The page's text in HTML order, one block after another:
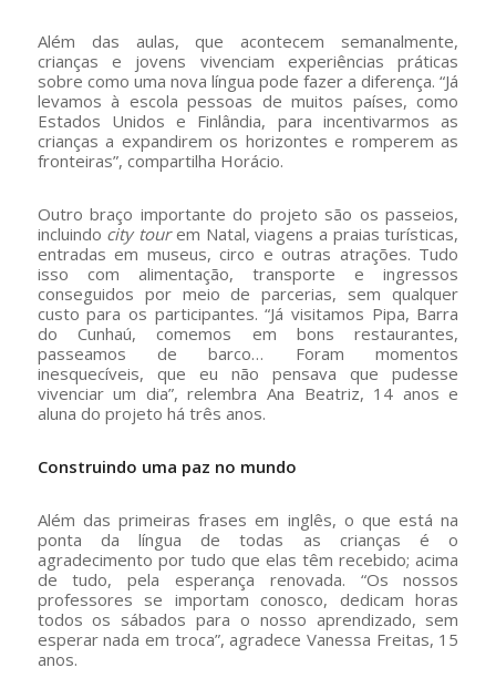
Além das aulas, que acontecem semanalmente,
crianças e jovens vivenciam experiências práticas
sobre como uma nova língua pode fazer a diferença. “Já
levamos à escola pessoas de muitos países, como
Estados Unidos e Finlândia, para incentivarmos as
crianças a expandirem os horizontes e romperem as
fronteiras”, compartilha Horácio.
Outro braço importante do projeto são os passeios,
incluindo city tourem Natal, viagens a praias turísticas,
entradas em museus, circo e outras atrações. Tudo
isso com alimentação, transporte e ingressos
conseguidos por meio de parcerias, sem qualquer
custo para os participantes. “Já visitamos Pipa, Barra
do Cunhaú, comemos em bons restaurantes,
passeamos de barco… Foram momentos
inesquecíveis, que eu não pensava que pudesse
vivenciar um dia”, relembra Ana Beatriz, 14 anos e
aluna do projeto há três anos.
Construindo uma paz no mundo
Além das primeiras frases em inglês, o que está na
ponta da língua de todas as crianças é o
agradecimento por tudo que elas têm recebido; acima
de tudo, pela esperança renovada. “Os nossos
professores se importam conosco, dedicam horas
todos os sábados para o nosso aprendizado, sem
esperar nada em troca”, agradece Vanessa Freitas, 15
anos.